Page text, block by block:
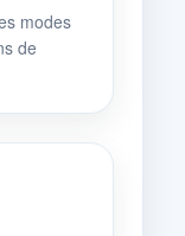
modes
de